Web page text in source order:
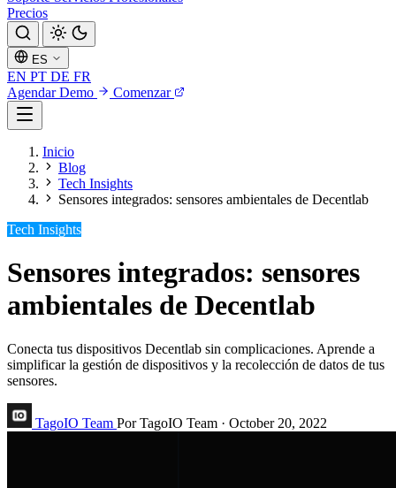
Precios
ES
EN PT DE FR
Agendar Demo
Comenzar
Inicio
Blog
Tech Insights
Sensores integrados: sensores ambientales de Decentlab
Tech Insights
Sensores integrados: sensores
ambientales de Decentlab
Conecta tus dispositivos Decentlab sin complicaciones. Aprende a
simplificar la gestión de dispositivos y la recolección de datos de tus
sensores.
TagoIO Team Por TagoIO Team · October 20, 2022